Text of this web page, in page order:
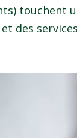
touchent
des